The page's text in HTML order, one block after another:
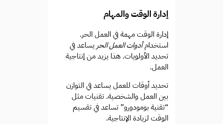
إدارة الوقت والمهام
إدارة الوقت مهمة في العمل الحر.
استخدامأدوات العمل الحر يساعد في
تحديد الأولويات. هذا يزيد من إنتاجية
العمل.
تحديد أوقات للعمل يساعد في التوازن
بين العمل والشخصية. تقنيات مثل
“تقنية بومودورو” تساعد في تقسيم
الوقت لزيادة الإنتاجية.